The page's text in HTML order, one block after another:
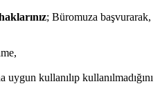
; Büromuza başvurarak,
uygun kullanılıp kullanılmadığını